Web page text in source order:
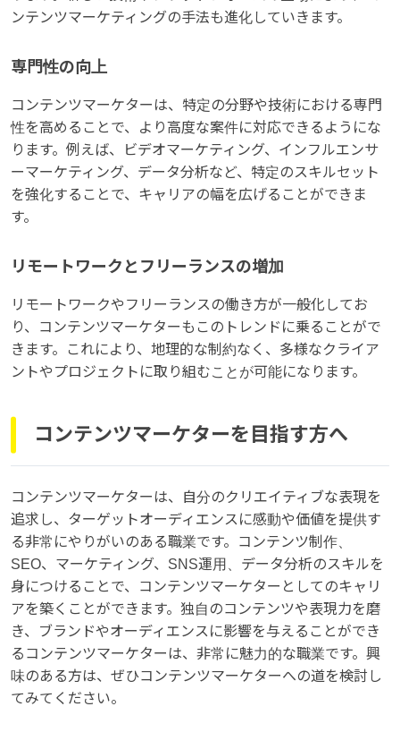
ンテンツマーケティングの手法も進化していきます。
専門性の向上
コンテンツマーケターは、特定の分野や技術における専門
性を高めることで、より高度な案件に対応できるようにな
ります。例えば、ビデオマーケティング、インフルエンサ
ーマーケティング、データ分析など、特定のスキルセット
を強化することで、キャリアの幅を広げることができま
す。
リモートワークとフリーランスの増加
リモートワークやフリーランスの働き方が一般化してお
り、コンテンツマーケターもこのトレンドに乗ることがで
きます。これにより、地理的な制約なく、多様なクライア
ントやプロジェクトに取り組むことが可能になります。
コンテンツマーケターを目指す方へ
コンテンツマーケターは、自分のクリエイティブな表現を
追求し、ターゲットオーディエンスに感動や価値を提供す
る非常にやりがいのある職業です。コンテンツ制作、
SEO、マーケティング、SNS運用、データ分析のスキルを
身につけることで、コンテンツマーケターとしてのキャリ
アを築くことができます。独自のコンテンツや表現力を磨
き、ブランドやオーディエンスに影響を与えることができ
るコンテンツマーケターは、非常に魅力的な職業です。興
味のある方は、ぜひコンテンツマーケターへの道を検討し
てみてください。